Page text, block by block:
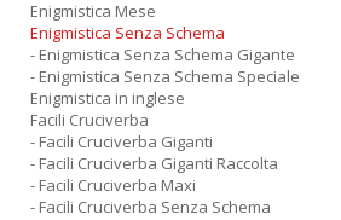
Enigmistica Mese
Enigmistica Senza Schema
- Enigmistica Senza Schema Gigante
- Enigmistica Senza Schema Speciale
Enigmistica in inglese
Facili Cruciverba
- Facili Cruciverba Giganti
- Facili Cruciverba Giganti Raccolta
- Facili Cruciverba Maxi
- Facili Cruciverba Senza Schema